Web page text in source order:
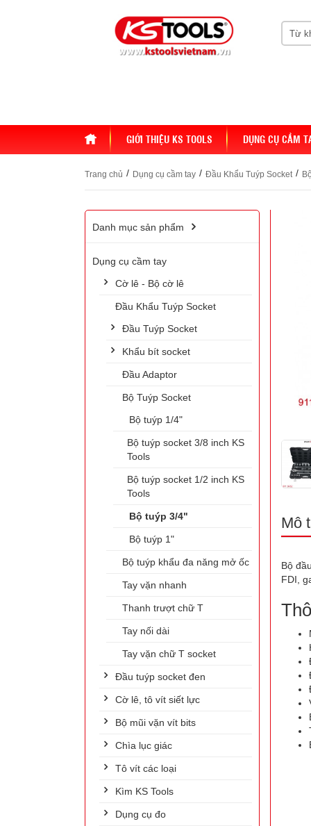
HOME GIỚI THIỆU KS TOOLS DỤNG CỤ CẦM
Trang chủ / Dụng cụ cầm tay / Đầu Khẩu Tuýp Socket /
Danh mục sản phẩm
Dụng cụ cầm tay
Cờ lê - Bộ cờ lê
Đầu Khẩu Tuýp Socket
Đầu Tuýp Socket
Khẩu bít socket
Đầu Adaptor
Bộ Tuýp Socket
Bộ tuýp 1/4"
Bộ tuýp socket 3/8 inch KS
Tools
Bộ tuýp socket 1/2 inch KS
Tools
Bộ tuýp 3/4"
Bộ tuýp 1"
Bộ tuýp khẩu đa năng mở ốc
Tay vặn nhanh
Thanh trượt chữ T
Tay nối dài
Tay vặn chữ T socket
Đầu tuýp socket đen
Cờ lê, tô vít siết lực
Bộ mũi vặn vít bits
Chìa lục giác
Tô vít các loại
Kìm KS Tools
Dụng cụ đo
Mô
Bộ
FDI,